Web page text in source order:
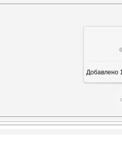
Добавлено